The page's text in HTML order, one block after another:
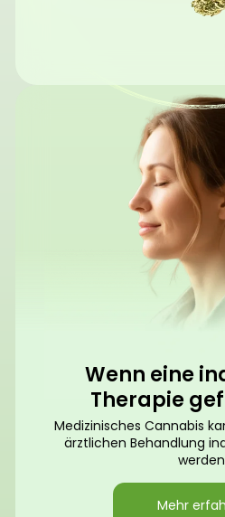
Wenn eine
Therapie
Medizinisches Cannabis
ärztlichen Behandlung
Mehr